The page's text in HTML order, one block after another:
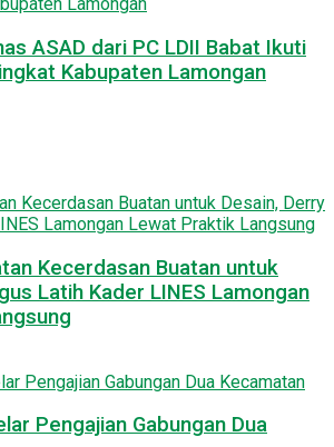
ASAD dari PC LDII Babat Ikuti
Kabupaten Lamongan
Kecerdasan Buatan untuk
Latih Kader LINES Lamongan
Pengajian Gabungan Dua